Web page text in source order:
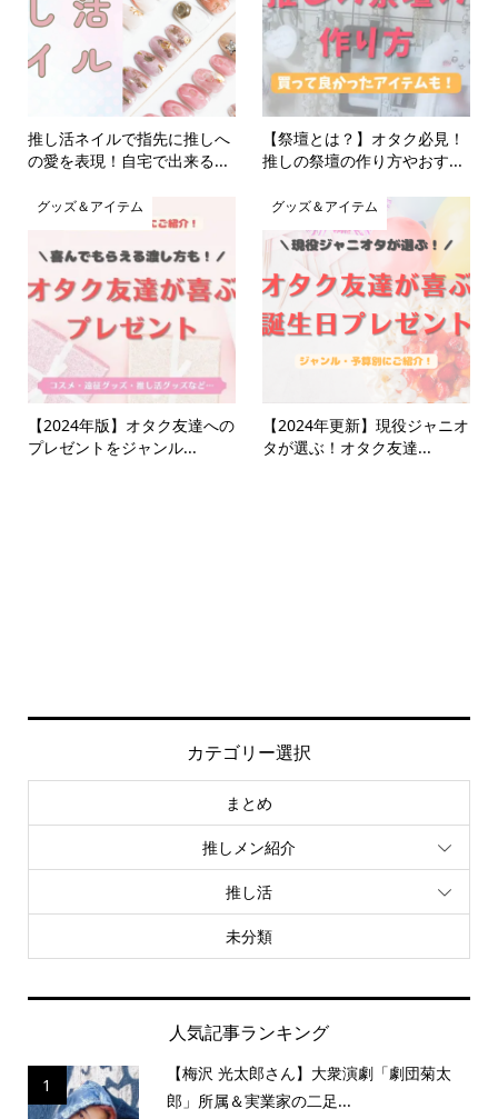
推し活ネイルで指先に推しへ
の愛を表現！自宅で出来る...
【祭壇とは？】オタク必見！
推しの祭壇の作り方やおす...
グッズ＆アイテム
【2024年版】オタク友達への
プレゼントをジャンル...
グッズ＆アイテム
【2024年更新】現役ジャニオ
タが選ぶ！オタク友達...
カテゴリー選択
まとめ
推しメン紹介
推し活
未分類
人気記事ランキング
1
【梅沢 光太郎さん】大衆演劇「劇団菊太
郎」所属＆実業家の二足...